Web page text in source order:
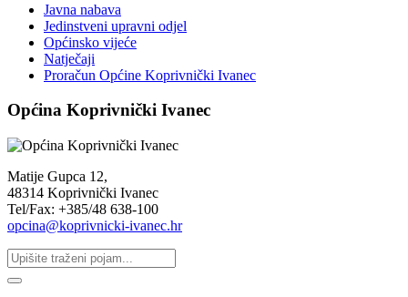
Javna nabava
Jedinstveni upravni odjel
Općinsko vijeće
Natječaji
Proračun Općine Koprivnički Ivanec
Općina Koprivnički Ivanec
Matije Gupca 12,
48314 Koprivnički Ivanec
Tel/Fax: +385/48 638-100
opcina@koprivnicki-ivanec.hr